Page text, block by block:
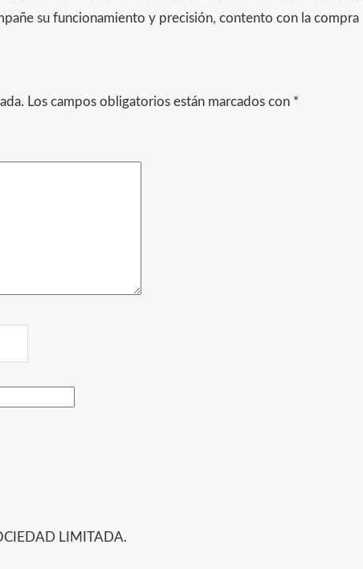
su funcionamiento y precisión, contento con la compra
Los campos obligatorios están marcados con *
LIMITADA.